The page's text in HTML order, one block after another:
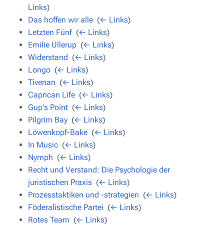
Links)
Das hoffen wir alle (← Links)
Letzten Fünf‎ (← Links)
Emilie Ullerup (← Links)
Widerstand (← Links)
Longo (← Links)
Tivenan (← Links)
Caprican Life (← Links)
Gup's Point (← Links)
Pilgrim Bay (← Links)
Löwenkopf-Bake (← Links)
In Music (← Links)
Nymph (← Links)
Recht und Verstand: Die Psychologie der
juristischen Praxis (← Links)
Prozesstaktiken und -strategien (← Links)
Föderalistische Partei (← Links)
Rotes Team (← Links)